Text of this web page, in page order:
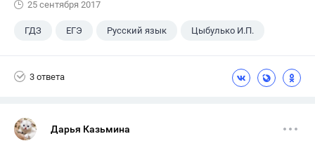
25 сентября 2017
ГДЗ ЕГЭ Русский язык Цыбулько И.П.
3 ответа
Дарья Казьмина